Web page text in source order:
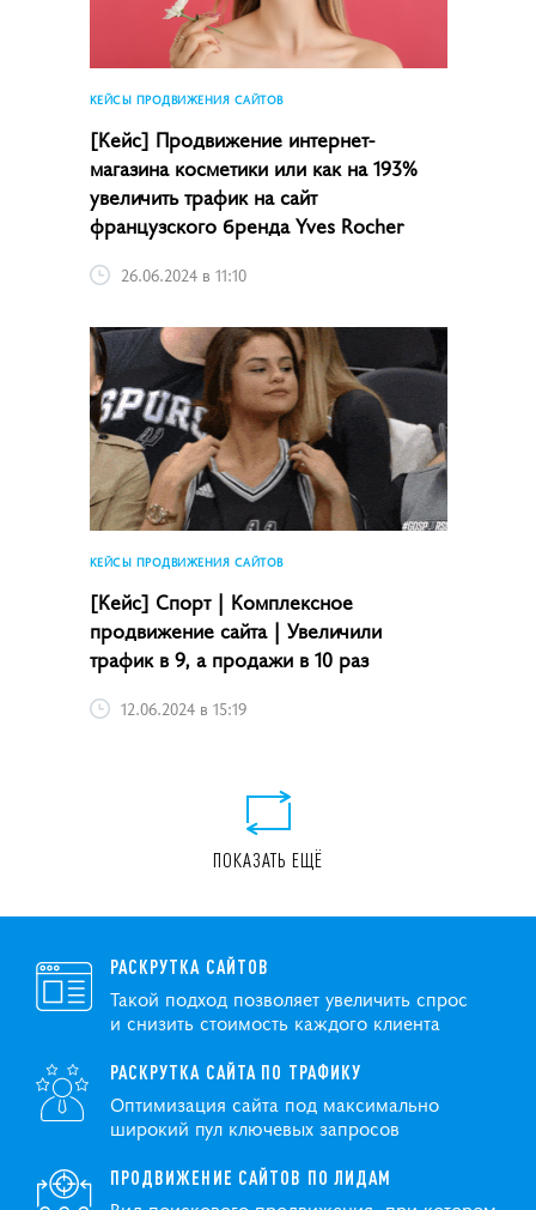
КЕЙСЫ ПРОДВИЖЕНИЯ САЙТОВ
[Кейс] Продвижение интернет-
магазина косметики или как на 193%
увеличить трафик на сайт
французского бренда Yves Rocher
26.06.2024 в 11:10
КЕЙСЫ ПРОДВИЖЕНИЯ САЙТОВ
[Кейс] Спорт | Комплексное
продвижение сайта | Увеличили
трафик в 9, а продажи в 10 раз
12.06.2024 в 15:19
ПОКАЗАТЬ ЕЩЁ
РАСКРУТКА САЙТОВ
Такой подход позволяет увеличить спрос
и снизить стоимость каждого клиента
РАСКРУТКА САЙТА ПО ТРАФИКУ
Оптимизация сайта под максимально
широкий пул ключевых запросов
ПРОДВИЖЕНИЕ САЙТОВ ПО ЛИДАМ